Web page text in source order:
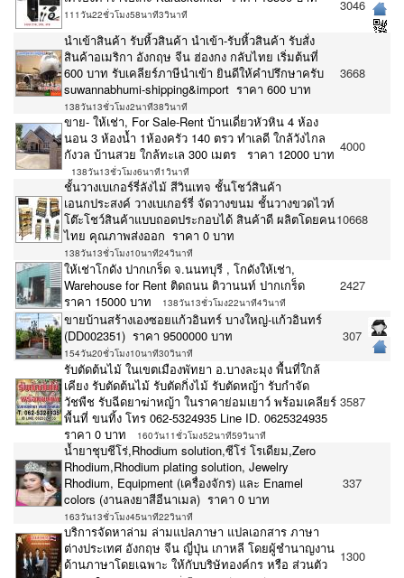
111วัน22ชั่วโมง58นาที3วินาที
3046
นำเข้าสินค้า รับหิ้วสินค้า นำเข้า-รับหิ้วสินค้า รับสั่ง
สินค้าอเมริกา อังกฤษ จีน ฮ่องกง กลับไทย เริ่มต้นที่
600 บาท รับเคลียร์ภาษีนำเข้า ยินดีให้คำปรึกษาครับ
suwannabhumi-shipping&import ราคา 600 บาท
138วัน13ชั่วโมง2นาที38วินาที
3668
ขาย- ให้เช่า, For Sale-Rent บ้านเดี่ยวหัวหิน 4 ห้อง
นอน 3 ห้องน้ำ 1ห้องครัว 140 ตรว ทำเลดี ใกล้วังไกล
กังวล บ้านสวย ใกล้ทะเล 300 เมตร ราคา 12000 บาท
138วัน13ชั่วโมง6นาที1วินาที
4000
ชั้นวางเบเกอร์รี่ลังไม้ สีวินเทจ ชั้นโชว์สินค้า
เอนกประสงค์ วางเบเกอร์รี่ จัดวางขนม ชั้นวางขวดไวท์
โต๊ะโชว์สินค้าแบบถอดประกอบได้ สินค้าดี ผลิตโดยคน
ไทย คุณภาพส่งออก ราคา 0 บาท
138วัน13ชั่วโมง10นาที24วินาที
10668
ให้เช่าโกดัง ปากเกร็ด จ.นนทบุรี , โกดังให้เช่า,
Warehouse for Rent ติดถนน ติวานนท์ ปากเกร็ด
ราคา 15000 บาท
138วัน13ชั่วโมง22นาที4วินาที
2427
ขายบ้านสร้างเองซอยแก้วอินทร์ บางใหญ่-แก้วอินทร์
(DD002351) ราคา 9500000 บาท
154วัน20ชั่วโมง10นาที30วินาที
307
รับตัดต้นไม้ ในเขตเมืองพัทยา อ.บางละมุง พื้นที่ใกล้
เคียง รับตัดต้นไม้ รับตัดกิ่งไม้ รับตัดหญ้า รับกำจัด
วัชพืช รับฉีดยาฆ่าหญ้า ในราคาย่อมเยาว์ พร้อมเคลียร์
พื้นที่ ขนทิ้ง โทร 062-5324935 Line ID. 0625324935
ราคา 0 บาท
160วัน11ชั่วโมง52นาที59วินาที
3587
น้ำยาชุบชีโร่,Rhodium solution,ซีโร่ โรเดียม,Zero
Rhodium,Rhodium plating solution, Jewelry
Rhodium, Equipment (เครื่องจักร) และ Enamel
colors (งานลงยาสีอีนาเมล) ราคา 0 บาท
163วัน13ชั่วโมง45นาที22วินาที
337
บริการจัดหาล่าม ล่ามแปลภาษา แปลเอกสาร ภาษา
ต่างประเทศ อังกฤษ จีน ญี่ปุ่น เกาหลี โดยผู้ชำนาญงาน
ด้านภาษาโดยเฉพาะ ให้กับบริษัทองค์กร หรือ ส่วนตัว
1300